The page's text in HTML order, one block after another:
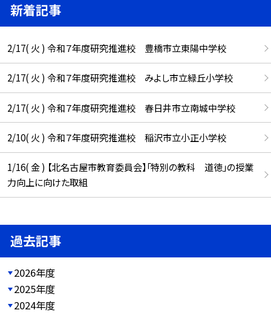
新着記事
2/17( 火 ) 令和７年度研究推進校 豊橋市立東陽中学校
2/17( 火 ) 令和７年度研究推進校 みよし市立緑丘小学校
2/17( 火 ) 令和７年度研究推進校 春日井市立南城中学校
2/10( 火 ) 令和７年度研究推進校 稲沢市立小正小学校
1/16( 金 ) 【北名古屋市教育委員会】「特別の教科 道徳」の授業
力向上に向けた取組
過去記事
2026年度
2025年度
2024年度